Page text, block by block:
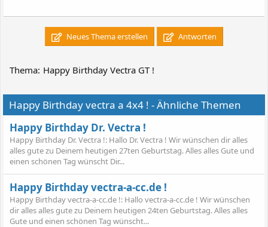
Neues Thema erstellen Antworten
Thema: Happy Birthday Vectra GT !
Happy Birthday vectra a 4x4 ! - Ähnliche Themen
Happy Birthday Dr. Vectra !
Happy Birthday Dr. Vectra !: Hallo Dr. Vectra ! Wir wünschen dir alles
alles gute zu Deinem heutigen 27ten Geburtstag. Alles alles Gute und
einen schönen Tag wünscht Dir...
Happy Birthday vectra-a-cc.de !
Happy Birthday vectra-a-cc.de !: Hallo vectra-a-cc.de ! Wir wünschen
dir alles alles gute zu Deinem heutigen 24ten Geburtstag. Alles alles
Gute und einen schönen Tag wünscht...